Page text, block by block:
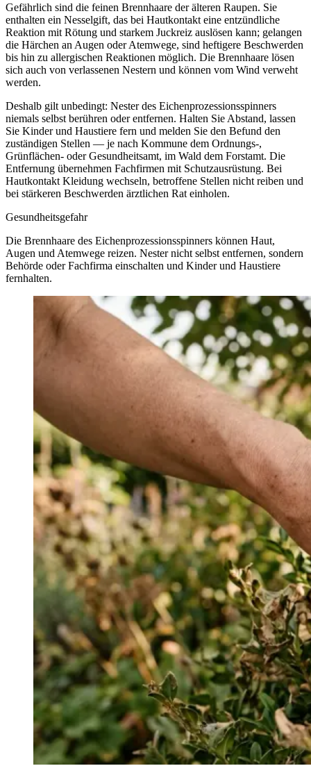
Gefährlich sind die feinen Brennhaare der älteren Raupen. Sie
enthalten ein Nesselgift, das bei Hautkontakt eine entzündliche
Reaktion mit Rötung und starkem Juckreiz auslösen kann; gelangen
die Härchen an Augen oder Atemwege, sind heftigere Beschwerden
bis hin zu allergischen Reaktionen möglich. Die Brennhaare lösen
sich auch von verlassenen Nestern und können vom Wind verweht
werden.
Deshalb gilt unbedingt: Nester des Eichenprozessionsspinners
niemals selbst berühren oder entfernen. Halten Sie Abstand, lassen
Sie Kinder und Haustiere fern und melden Sie den Befund den
zuständigen Stellen — je nach Kommune dem Ordnungs-,
Grünflächen- oder Gesundheitsamt, im Wald dem Forstamt. Die
Entfernung übernehmen Fachfirmen mit Schutzausrüstung. Bei
Hautkontakt Kleidung wechseln, betroffene Stellen nicht reiben und
bei stärkeren Beschwerden ärztlichen Rat einholen.
Gesundheitsgefahr
Die Brennhaare des Eichenprozessionsspinners können Haut,
Augen und Atemwege reizen. Nester nicht selbst entfernen, sondern
Behörde oder Fachfirma einschalten und Kinder und Haustiere
fernhalten.